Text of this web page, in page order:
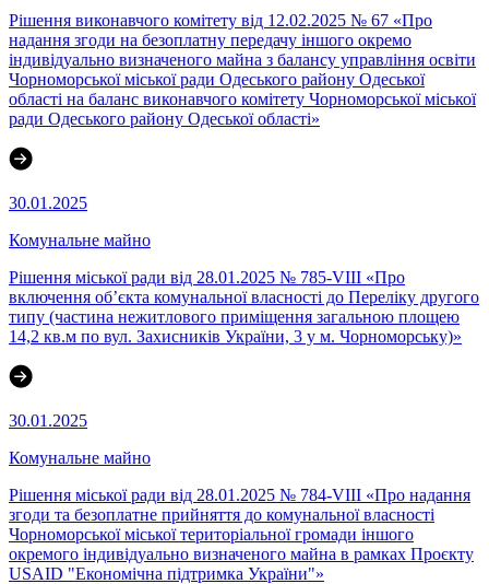
Рішення виконавчого комітету від 12.02.2025 № 67 «Про
надання згоди на безоплатну передачу іншого окремо
індивідуально визначеного майна з балансу управління освіти
Чорноморської міської ради Одеського району Одеської
області на баланс виконавчого комітету Чорноморської міської
ради Одеського району Одеської області»
30.01.2025
Комунальне майно
Рішення міської ради від 28.01.2025 № 785-VIII «Про
включення об’єкта комунальної власності до Переліку другого
типу (частина нежитлового приміщення загальною площею
14,2 кв.м по вул. Захисників України, 3 у м. Чорноморську)»
30.01.2025
Комунальне майно
Рішення міської ради від 28.01.2025 № 784-VIII «Про надання
згоди та безоплатне прийняття до комунальної власності
Чорноморської міської територіальної громади іншого
окремого індивідуально визначеного майна в рамках Проєкту
USAID "Економічна підтримка України"»